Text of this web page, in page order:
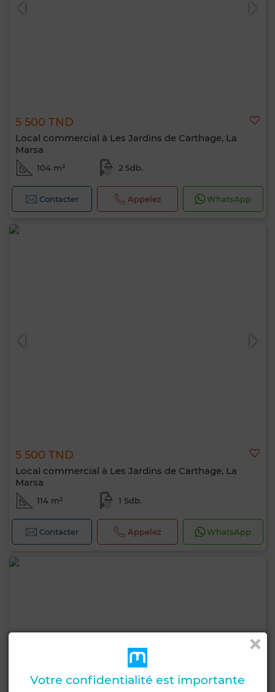
5 500 TND
Local commercial à Les Jardins de Carthage, La
Marsa
104 m² 2 Sdb.
Contacter Appelez WhatsApp
5 500 TND
Local commercial à Les Jardins de Carthage, La
Marsa
114 m² 1 Sdb.
Contacter Appelez WhatsApp
Votre confidentialité est importante